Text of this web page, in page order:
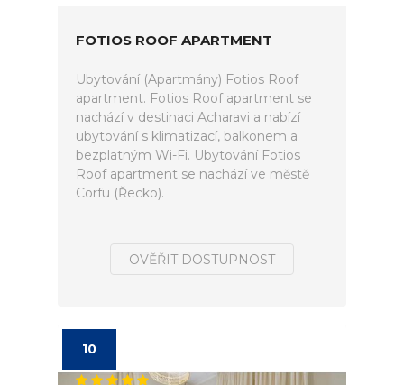
FOTIOS ROOF APARTMENT
Ubytování (Apartmány) Fotios Roof
apartment. Fotios Roof apartment se
nachází v destinaci Acharavi a nabízí
ubytování s klimatizací, balkonem a
bezplatným Wi-Fi. Ubytování Fotios
Roof apartment se nachází ve městě
Corfu (Řecko).
OVĚŘIT DOSTUPNOST
10